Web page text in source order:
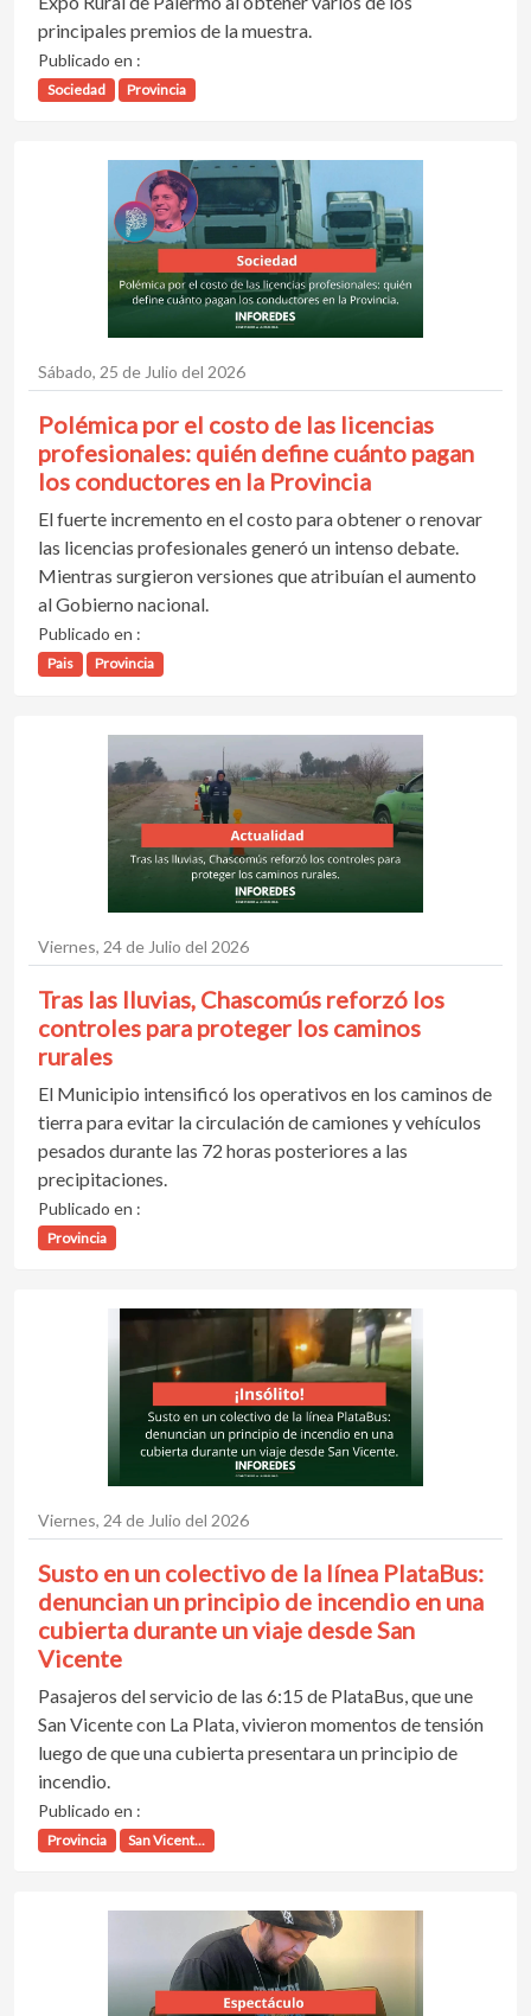
principales premios de la muestra.
Publicado en :
Sociedad Provincia
Sábado, 25 de Julio del 2026
Polémica por el costo de las licencias
profesionales: quién define cuánto pagan
los conductores en la Provincia
El fuerte incremento en el costo para obtener o renovar
las licencias profesionales generó un intenso debate.
Mientras surgieron versiones que atribuían el aumento
al Gobierno nacional.
Publicado en :
Pais Provincia
Viernes, 24 de Julio del 2026
Tras las lluvias, Chascomús reforzó los
controles para proteger los caminos
rurales
El Municipio intensificó los operativos en los caminos de
tierra para evitar la circulación de camiones y vehículos
pesados durante las 72 horas posteriores a las
precipitaciones.
Publicado en :
Provincia
Viernes, 24 de Julio del 2026
Susto en un colectivo de la línea PlataBus:
denuncian un principio de incendio en una
cubierta durante un viaje desde San
Vicente
Pasajeros del servicio de las 6:15 de PlataBus, que une
San Vicente con La Plata, vivieron momentos de tensión
luego de que una cubierta presentara un principio de
incendio.
Publicado en :
Provincia San Vicent...